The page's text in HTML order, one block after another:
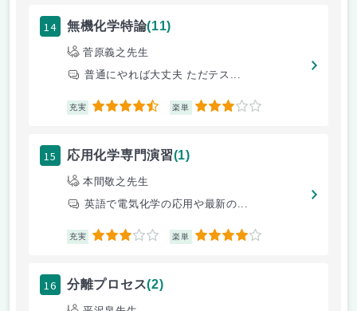
14 無機化学特論(11)
菅原義之先生
普通にやれば大丈夫 ただテス...
充実 4.5 楽単 3
15 応用化学専門演習(1)
本間敬之先生
英語で電気化学の応用や最新の...
充実 3 楽単 4
16 分離プロセス(2)